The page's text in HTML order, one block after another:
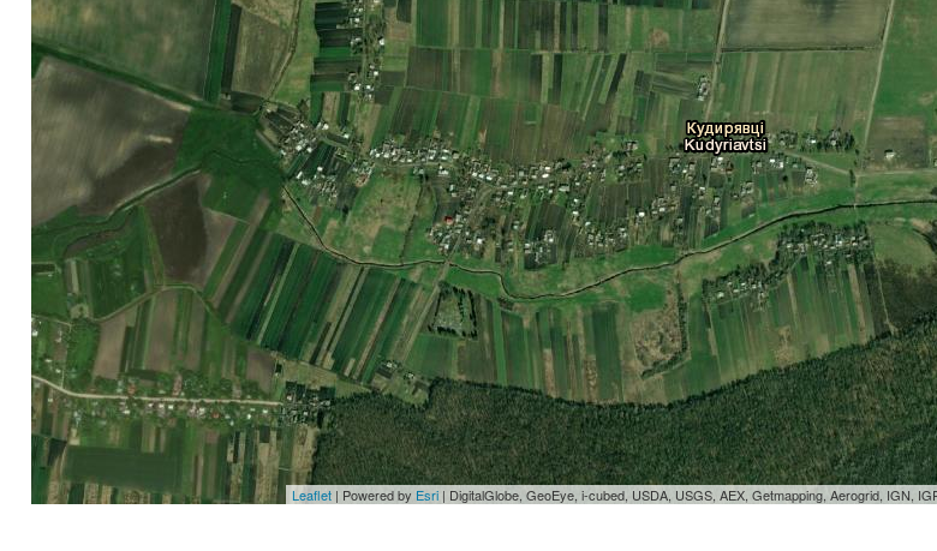
Leaflet| Powered by Esri| DigitalGlobe, GeoEye, i-cubed, USDA, USGS, AEX, Getmapping, Aerogrid, IGN,